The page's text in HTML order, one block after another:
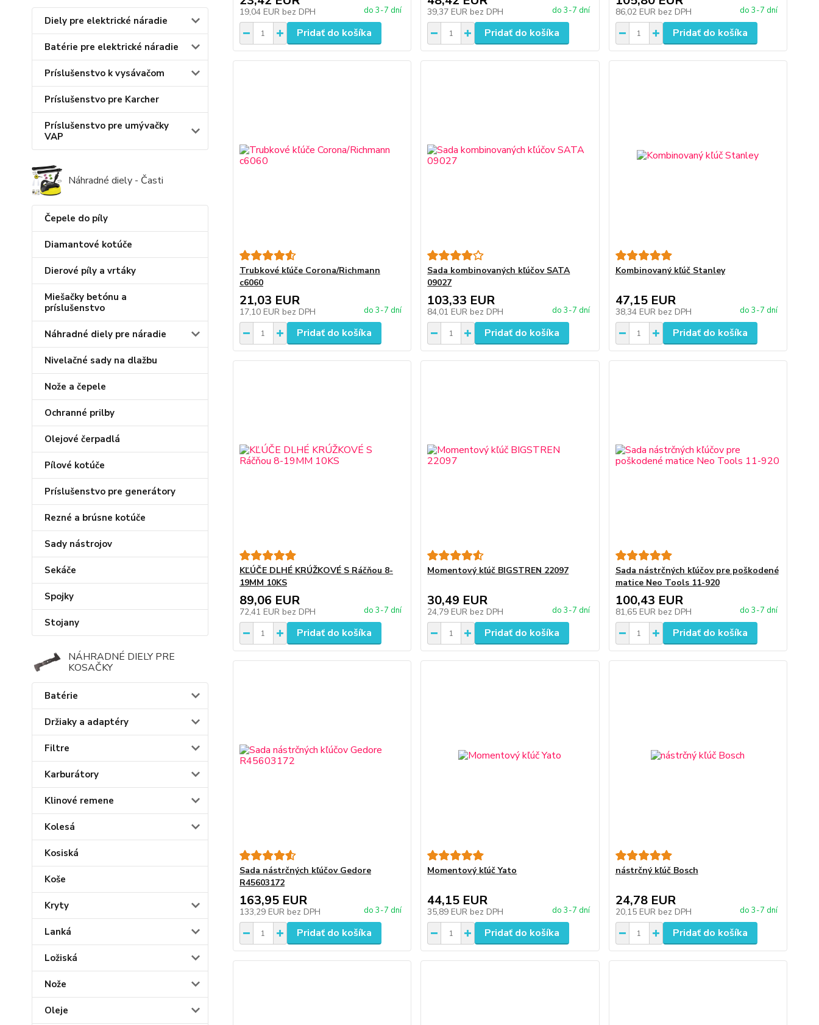
Diely pre elektrické náradie
Batérie pre elektrické náradie
Príslušenstvo k vysávačom
Príslušenstvo pre Karcher
Príslušenstvo pre umývačky
VAP
Náhradné diely - Časti
Čepele do píly
Diamantové kotúče
Dierové píly a vrtáky
Miešačky betónu a
príslušenstvo
Náhradné diely pre náradie
Nivelačné sady na dlažbu
Nože a čepele
Ochranné prilby
Olejové čerpadlá
Pílové kotúče
Príslušenstvo pre generátory
Rezné a brúsne kotúče
Sady nástrojov
Sekáče
Spojky
Stojany
NÁHRADNÉ DIELY PRE
KOSAČKY
Batérie
Držiaky a adaptéry
Filtre
Karburátory
Klinové remene
Kolesá
Kosiská
Koše
Kryty
Lanká
Ložiská
Nože
Oleje
19,04 EUR bez DPH do 3-7 dní
Pridať do košíka
39,37 EUR bez DPH do 3-7 dní
Pridať do košíka
86,02 EUR bez DPH do 3-7 dní
Pridať do košíka
Trubkové kľúče Corona/Richmann
c6060
21,03 EUR
17,10 EUR bez DPH do 3-7 dní
Pridať do košíka
Sada kombinovaných kľúčov SATA
09027
103,33 EUR
84,01 EUR bez DPH do 3-7 dní
Pridať do košíka
Kombinovaný kľúč Stanley
47,15 EUR
38,34 EUR bez DPH do 3-7 dní
Pridať do košíka
KĽÚČE DLHÉ KRÚŽKOVÉ S Ráčňou 8-
19MM 10KS
89,06 EUR
72,41 EUR bez DPH do 3-7 dní
Pridať do košíka
Momentový kľúč BIGSTREN 22097
30,49 EUR
24,79 EUR bez DPH do 3-7 dní
Pridať do košíka
Sada nástrčných kľúčov pre poškodené
matice Neo Tools 11-920
100,43 EUR
81,65 EUR bez DPH do 3-7 dní
Pridať do košíka
Sada nástrčných kľúčov Gedore
R45603172
163,95 EUR
133,29 EUR bez DPH do 3-7 dní
Pridať do košíka
Momentový kľúč Yato
44,15 EUR
35,89 EUR bez DPH do 3-7 dní
Pridať do košíka
nástrčný kľúč Bosch
24,78 EUR
20,15 EUR bez DPH do 3-7 dní
Pridať do košíka